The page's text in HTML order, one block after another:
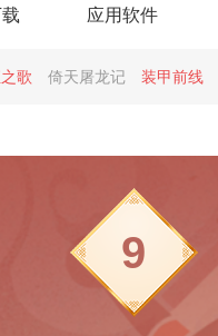
应用软件
歌 倚天屠龙记 装甲前线
9